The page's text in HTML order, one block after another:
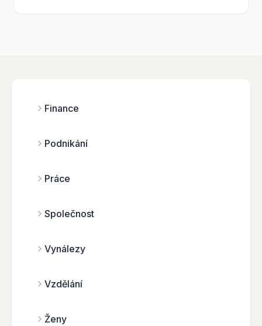
Finance
Podnikání
Práce
Společnost
Vynálezy
Vzdělání
Ženy